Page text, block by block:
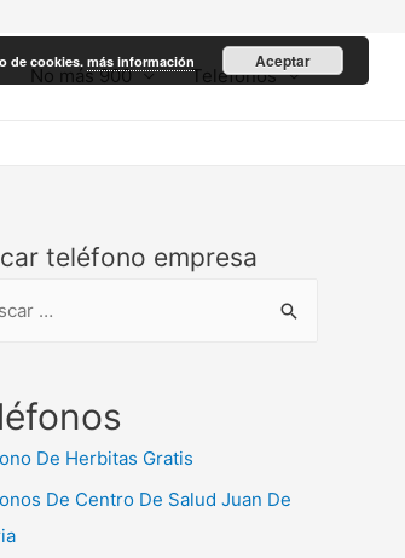
No más 900 Teléfonos
teléfono empresa
De Herbitas Gratis
De Centro De Salud Juan De
de cookies. más información Aceptar